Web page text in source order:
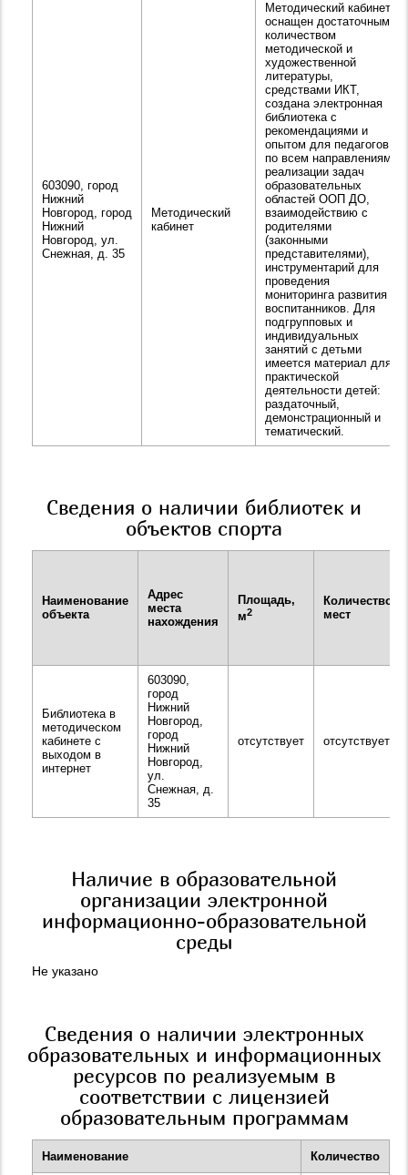
603090, город
Нижний
Новгород, город
Нижний
Новгород, ул.
Снежная, д. 35
Методический
кабинет
Методический кабинет
оснащен достаточным
количеством
методической и
художественной
литературы,
средствами ИКТ,
создана электронная
библиотека с
рекомендациями и
опытом для педагогов
по всем направлениям
реализации задач
образовательных
областей ООП ДО,
взаимодействию с
родителями
(законными
представителями),
инструментарий для
проведения
мониторинга развития
воспитанников. Для
подгрупповых и
индивидуальных
занятий с детьми
имеется материал для
практической
деятельности детей:
раздаточный,
демонстрационный и
тематический.
Сведения о наличии библиотек и
объектов спорта
Наименование
объекта
Адрес
места
нахождения
Площадь,
м2
Количество
мест
Библиотека в
методическом
кабинете с
выходом в
интернет
603090,
город
Нижний
Новгород,
город
Нижний
Новгород,
ул.
Снежная, д.
35
отсутствует отсутствует
Наличие в образовательной
организации электронной
информационно-образовательной
среды
Не указано
Сведения о наличии электронных
образовательных и информационных
ресурсов по реализуемым в
соответствии с лицензией
образовательным программам
Наименование Количество